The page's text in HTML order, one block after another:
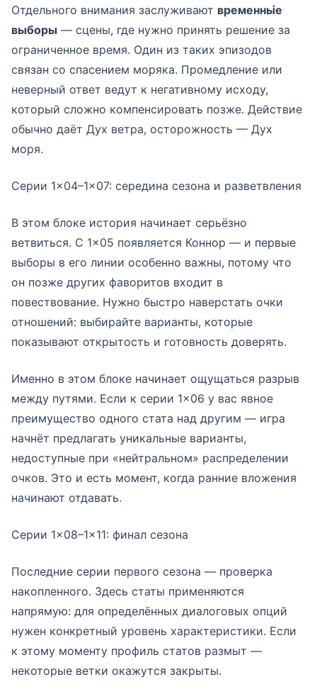
Отдельного внимания заслуживают временны́е
выборы — сцены, где нужно принять решение за
ограниченное время. Один из таких эпизодов
связан со спасением моряка. Промедление или
неверный ответ ведут к негативному исходу,
который сложно компенсировать позже. Действие
обычно даёт Дух ветра, осторожность — Дух
моря.
Серии 1×04–1×07: середина сезона и разветвления
В этом блоке история начинает серьёзно
ветвиться. С 1×05 появляется Коннор — и первые
выборы в его линии особенно важны, потому что
он позже других фаворитов входит в
повествование. Нужно быстро наверстать очки
отношений: выбирайте варианты, которые
показывают открытость и готовность доверять.
Именно в этом блоке начинает ощущаться разрыв
между путями. Если к серии 1×06 у вас явное
преимущество одного стата над другим — игра
начнёт предлагать уникальные варианты,
недоступные при «нейтральном» распределении
очков. Это и есть момент, когда ранние вложения
начинают отдавать.
Серии 1×08–1×11: финал сезона
Последние серии первого сезона — проверка
накопленного. Здесь статы применяются
напрямую: для определённых диалоговых опций
нужен конкретный уровень характеристики. Если
к этому моменту профиль статов размыт —
некоторые ветки окажутся закрыты.